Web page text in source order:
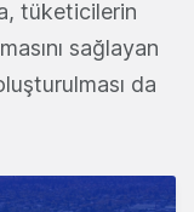
tüketicilerin
sağlayan
da